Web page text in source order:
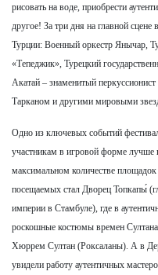
рисовать на воде, приобрести
другое! За три дня на главной
Турции: Военный оркестр Янычар,
«Тепеджик», Турецкий
Акатай – знаменитый
Тарканом и другими мировыми
Одно из ключевых событий
участникам в игровой форме лучше
максимальном количестве
посещаемых стал Дворец Топкапы́
империи в Стамбуле), где в
роскошные костюмы времен
Хюррем Султан (Роксаланы). А в
увидели работу аутентичных